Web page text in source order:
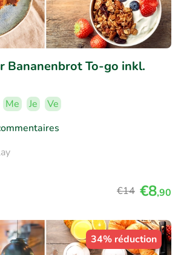
Bananenbrot To-go inkl.
Me Je
Ve
€14 €8,90
34% réduction